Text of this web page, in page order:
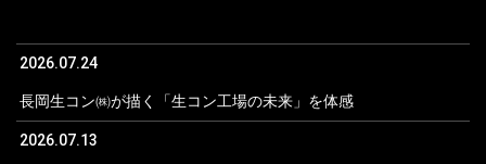
2026.07.24
長岡生コン㈱が描く「生コン工場の未来」を体感
2026.07.13